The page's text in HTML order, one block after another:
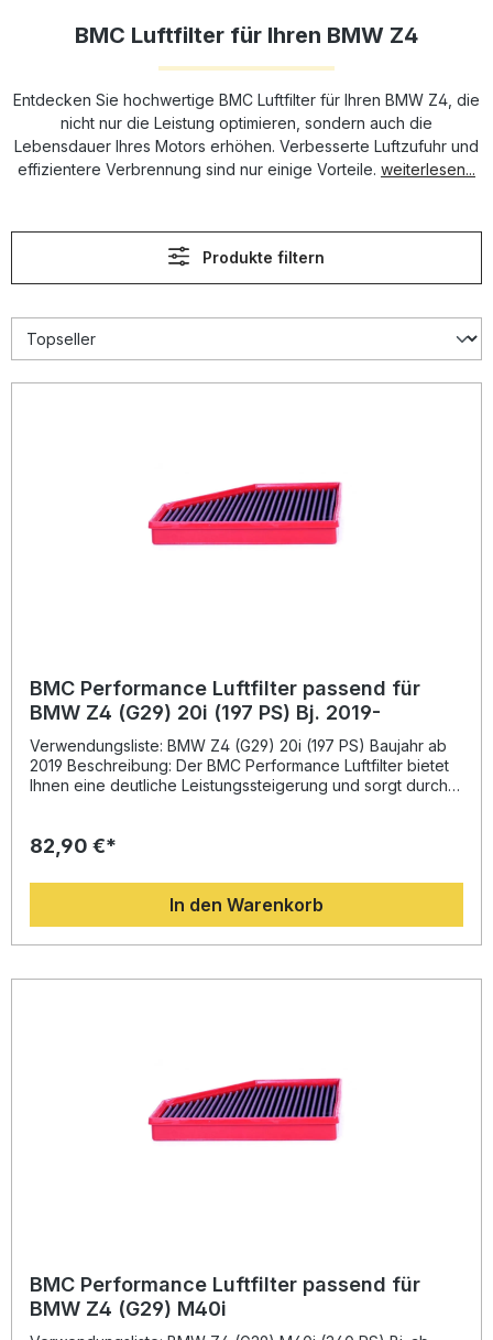
BMC Luftfilter für Ihren BMW Z4
Entdecken Sie hochwertige BMC Luftfilter für Ihren BMW Z4, die
nicht nur die Leistung optimieren, sondern auch die
Lebensdauer Ihres Motors erhöhen. Verbesserte Luftzufuhr und
effizientere Verbrennung sind nur einige Vorteile. weiterlesen...
Produkte filtern
BMC Performance Luftfilter passend für
BMW Z4 (G29) 20i (197 PS) Bj. 2019-
Verwendungsliste: BMW Z4 (G29) 20i (197 PS) Baujahr ab
2019 Beschreibung: Der BMC Performance Luftfilter bietet
Ihnen eine deutliche Leistungssteigerung und sorgt durch
mehrlagiger Baumwolle und der speziell entwickelten Full-
außergewöhnlich lange Lebensdauer bei gleichbleibend
hoher Filterleistung. Dieses System stammt aus der Formel-
1-Forschung und garantiert höchste Qualität und Stabilität
ohne Schweißnähte. Ein zusätzlicher Vorteil liegt in der
jedem Service zu ersetzen, lässt er sich reinigen und
Feuchtigkeit, was seine Langlebigkeit weiter erhöht.
Höherer Luftdurchfluss für mehr Motorleistung Innovative
Full-Moulding-Technologie ohne Schweißnähte
Wiederverwendbar durch einfache Reinigung und Ölung
82,90 €*
In den Warenkorb
BMC Performance Luftfilter passend für
BMW Z4 (G29) M40i